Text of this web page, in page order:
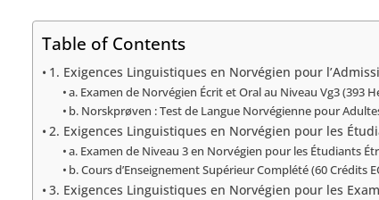
Table of Contents
1. Exigences Linguistiques en Norvégien pour
a. Examen de Norvégien Écrit et Oral au Niveau Vg3 (393
b. Norskprøven : Test de Langue Norvégienne pour
2. Exigences Linguistiques en Norvégien pour les
a. Examen de Niveau 3 en Norvégien pour les Étudiants
b. Cours d’Enseignement Supérieur Complété (60 Crédits
3. Exigences Linguistiques en Norvégien pour les